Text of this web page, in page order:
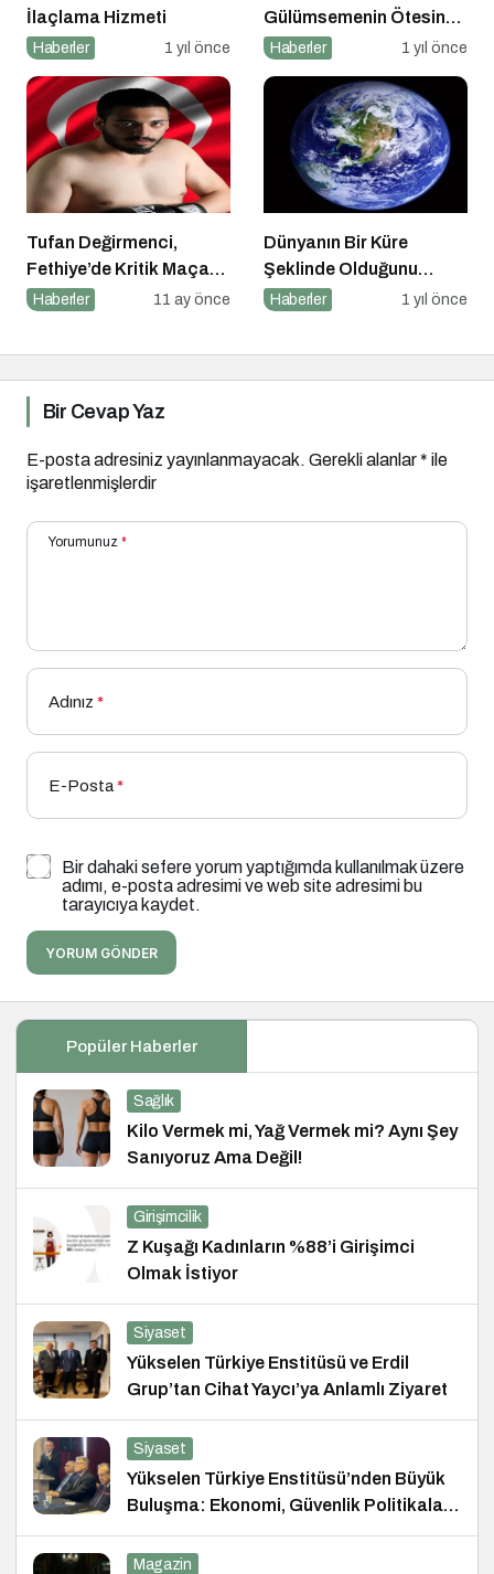
İlaçlama Hizmeti
Haberler 1 yıl önce
Gülümsemenin Ötesinde
Bir Sanat
Haberler 1 yıl önce
Tufan Değirmenci,
Fethiye’de Kritik Maça
Çıkıyor
Haberler 11 ay önce
Dünyanın Bir Küre
Şeklinde Olduğunu
Kanıtlayan Olaylar
Haberler 1 yıl önce
Bir Cevap Yaz
E-posta adresiniz yayınlanmayacak. Gerekli alanlar* ile
işaretlenmişlerdir
Yorumunuz *
Adınız *
E-Posta*
Bir dahaki sefere yorum yaptığımda kullanılmak üzere
adımı, e-posta adresimi ve web site adresimi bu
tarayıcıya kaydet.
YORUM GÖNDER
Popüler Haberler
Sağlık
Kilo Vermek mi, Yağ Vermek mi? Aynı Şey
Sanıyoruz Ama Değil!
Girişimcilik
Z Kuşağı Kadınların %88’i Girişimci
Olmak İstiyor
Siyaset
Yükselen Türkiye Enstitüsü ve Erdil
Grup’tan Cihat Yaycı’ya Anlamlı Ziyaret
Siyaset
Yükselen Türkiye Enstitüsü’nden Büyük
Buluşma: Ekonomi, Güvenlik Politikaları
ve Hukuk Konferansı
Magazin